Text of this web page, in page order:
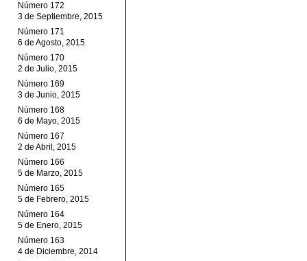
Número 172
3 de Septiembre, 2015
Número 171
6 de Agosto, 2015
Número 170
2 de Julio, 2015
Número 169
3 de Junio, 2015
Número 168
6 de Mayo, 2015
Número 167
2 de Abril, 2015
Número 166
5 de Marzo, 2015
Número 165
5 de Febrero, 2015
Número 164
5 de Enero, 2015
Número 163
4 de Diciembre, 2014